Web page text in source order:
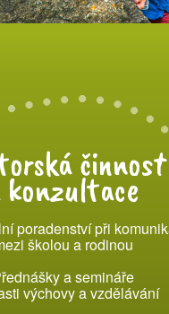
činnost
konzultace
poradenství při
školou a rodinou
a semináře
výchovy a vzdělávání